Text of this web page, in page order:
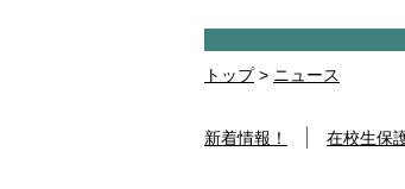
トップ> ニュース
新着情報！ 在校生保